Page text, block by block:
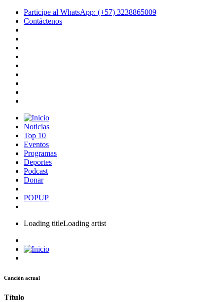
Participe al WhatsApp: (+57) 3238865009
Contáctenos
Noticias
Top 10
Eventos
Programas
Deportes
Podcast
Donar
POPUP
Loading titleLoading artist
Canción actual
Título